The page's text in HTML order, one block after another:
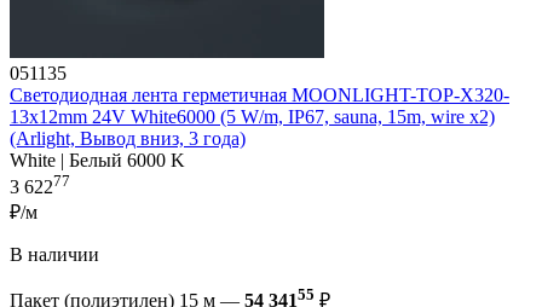
051135
Светодиодная лента герметичная MOONLIGHT-TOP-X320-
13x12mm 24V White6000 (5 W/m, IP67, sauna, 15m, wire x2)
(Arlight, Вывод вниз, 3 года)
White | Белый 6000 K
3 62277
₽/м
В наличии
Пакет (полиэтилен) 15 м — 54 34155 ₽